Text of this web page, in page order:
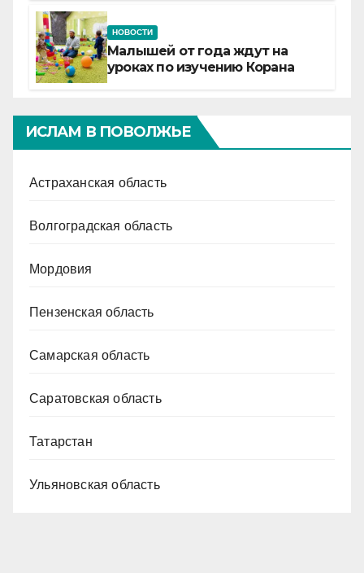
НОВОСТИ
Малышей от года ждут на
уроках по изучению Корана
ИСЛАМ В ПОВОЛЖЬЕ
Астраханская область
Волгоградская область
Мордовия
Пензенская область
Самарская область
Саратовская область
Татарстан
Ульяновская область